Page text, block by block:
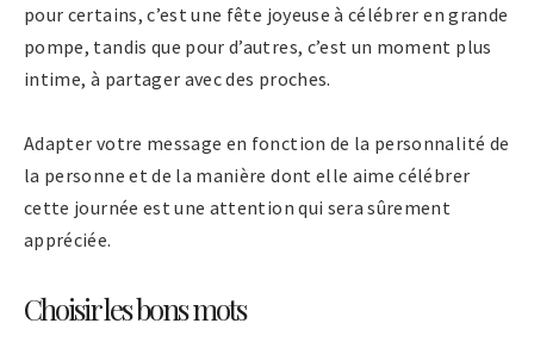
pour certains, c’est une fête joyeuse à célébrer en grande
pompe, tandis que pour d’autres, c’est un moment plus
intime, à partager avec des proches.
Adapter votre message en fonction de la personnalité de
la personne et de la manière dont elle aime célébrer
cette journée est une attention qui sera sûrement
appréciée.
Choisir les bons mots